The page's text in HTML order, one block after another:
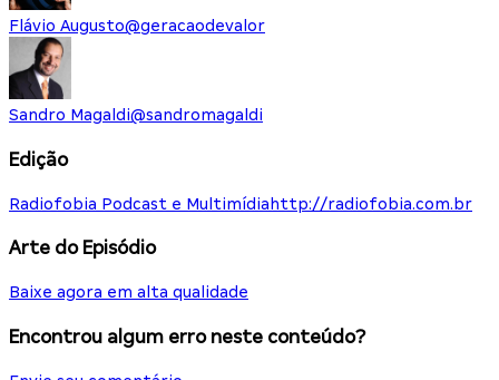
Flávio Augusto@geracaodevalor
Sandro Magaldi@sandromagaldi
Edição
Radiofobia Podcast e Multimídia http://radiofobia.com.br
Arte do Episódio
Baixe agora em alta qualidade
Encontrou algum erro neste conteúdo?